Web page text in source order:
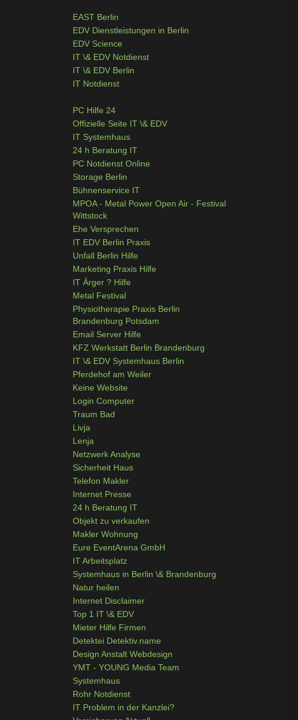
EAST Berlin
EDV Dienstleistungen in Berlin
EDV Science
IT \& EDV Notdienst
IT \& EDV Berlin
IT Notdienst
PC Hilfe 24
Offizielle Seite IT \& EDV
IT Systemhaus
24 h Beratung IT
PC Notdienst Online
Storage Berlin
Bühnenservice IT
MPOA - Metal Power Open Air - Festival
Wittstock
Ehe Versprechen
IT EDV Berlin Praxis
Unfall Berlin Hilfe
Marketing Praxis Hilfe
IT Ärger ? Hilfe
Metal Festival
Physiotherapie Praxis Berlin
Brandenburg Potsdam
Email Server Hilfe
KFZ Werkstatt Berlin Brandenburg
IT \& EDV Systemhaus Berlin
Pferdehof am Weiler
Keine Website
Login Computer
Traum Bad
Livja
Lenja
Netzwerk Analyse
Sicherheit Haus
Telefon Makler
Internet Presse
24 h Beratung IT
Objekt zu verkaufen
Makler Wohnung
Eure EventArena GmbH
IT Arbeitsplatz
Systemhaus in Berlin \& Brandenburg
Natur heilen
Internet Disclaimer
Top 1 IT \& EDV
Mieter Hilfe Firmen
Detektei Detektiv.name
Design Anstalt Webdesign
YMT - YOUNG Media Team
Systemhaus
Rohr Notdienst
IT Problem in der Kanzlei?